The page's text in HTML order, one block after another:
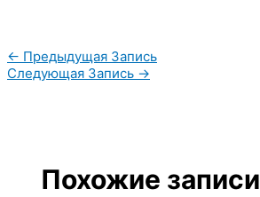
← Предыдущая Запись
Следующая Запись →
Похожие записи